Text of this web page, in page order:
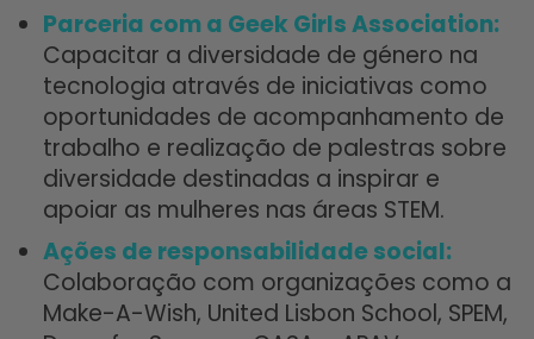
Parceria com a Geek Girls Association:
Capacitar a diversidade de género na
tecnologia através de iniciativas como
oportunidades de acompanhamento de
trabalho e realização de palestras sobre
diversidade destinadas a inspirar e
apoiar as mulheres nas áreas STEM.
Ações de responsabilidade social:
Colaboração com organizações como a
Make-A-Wish, United Lisbon School, SPEM,